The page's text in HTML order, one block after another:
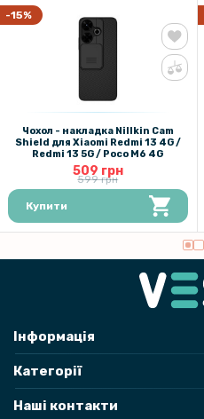
-15%
Чохол - накладка Nillkin Cam
Shield для Xiaomi Redmi 13 4G /
Redmi 13 5G / Poco M6 4G
509 грн
599 грн
Купити
Інформація
Категорії
Наші контакти